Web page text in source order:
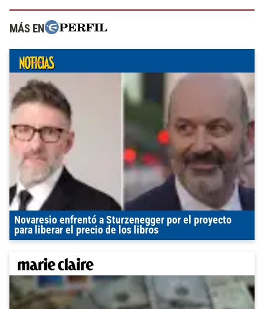
MÁS EN
Novaresio enfrentó a Sturzenegger por el proyecto
para liberar el precio de los libros